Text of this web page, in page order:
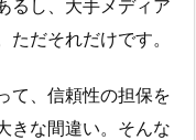
るし、大手メディア
だそれだけです。
て、信頼性の担保を
きな間違い。そんな